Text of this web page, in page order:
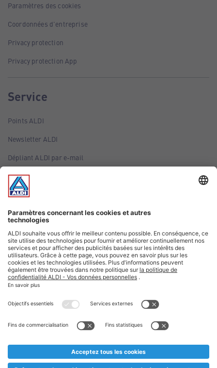
Paramètres des cookies
Coordonnées d'entreprise
Privacy protection
Privacy protection App
Service
Points ALDI
Newsletter ALDI
Dépliant ALDI par e-mail
Offres
Infos essentielles
Suivez ALDI Belgique
Textes marqués d'un astérisque et mentions légales
* Nous vendons ces articles temporairement et jusqu'à
au cas où, malgré le planning bien étudié, nous serions
prématurément en rupture de stock. Prix Recupel et TVA incl.
** Sur ce site, l’utilisation de la forme masculine a été adoptée